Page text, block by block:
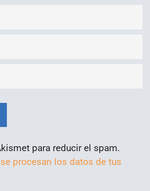
para reducir el spam.
procesan los datos de tus